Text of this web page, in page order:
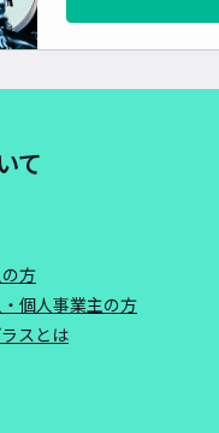
て
方
個人事業主の方
スとは